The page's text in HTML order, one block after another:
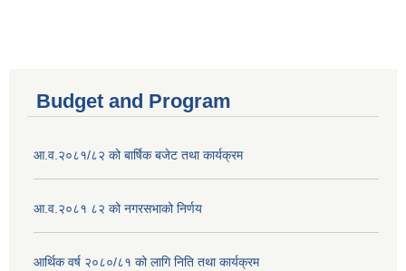
Budget and Program
आ.व.२०८१/८२ को बार्षिक बजेट तथा कार्यक्रम
आ.व.२०८१ ८२ को नगरसभाको निर्णय
आर्थिक वर्ष २०८०/८१ को लागि निति तथा कार्यक्रम